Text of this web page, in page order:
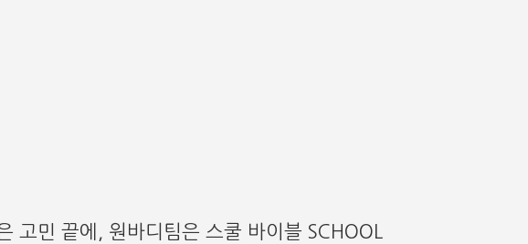
민 끝에, 원바디팀은 스쿨 바이블 SCHOOL